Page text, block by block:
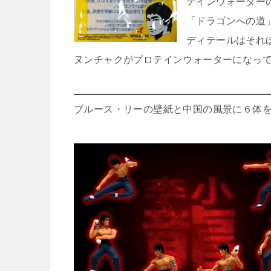
「ドラゴンへの
ディテールはそれ
ヌンチャクがプロテインウォーターになっ
ブルース・リーの壁紙と中国の風景に６体